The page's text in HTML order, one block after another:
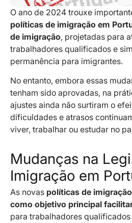
O ano de 2024 trouxe
políticas de imigração em
de imigração, projetadas para
trabalhadores qualificados e
permanência para imigrantes.
No entanto, embora essas
tenham sido aprovadas, na
ajustes ainda não surtiram o
dificuldades e atrasos
viver, trabalhar ou estudar no
Mudanças na
Imigração em
As novas políticas de
como objetivo principal
para trabalhadores